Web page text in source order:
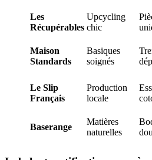
Les
Récupérables
Upcycling
chic
Maison
Standards
Basiques
soignés
Le Slip
Français
Production
locale
Baserange
Matières
naturelles